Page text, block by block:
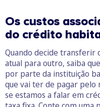
Os custos
do crédito
Quando decide transferir
atual para outro, saiba que
por parte da instituição
que vai ter de pagar pelo
se estamos a falar em